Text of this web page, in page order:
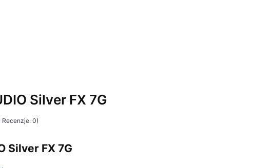
Silver FX 7G
Recenzje: 0)
Silver FX 7G